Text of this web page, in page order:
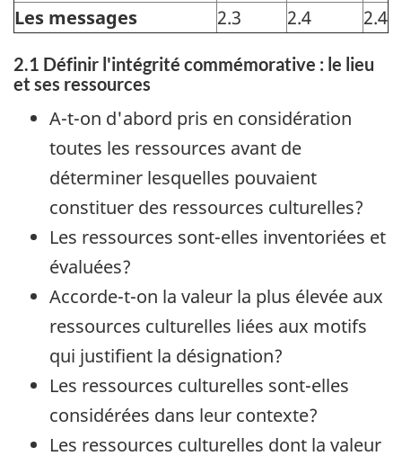
Les messages
2.3 2.4 2.4
2.1 Définir l'intégrité commémorative : le lieu
et ses ressources
A-t-on d'abord pris en considération
toutes les ressources avant de
déterminer lesquelles pouvaient
constituer des ressources culturelles?
Les ressources sont-elles inventoriées et
évaluées?
Accorde-t-on la valeur la plus élevée aux
ressources culturelles liées aux motifs
qui justifient la désignation?
Les ressources culturelles sont-elles
considérées dans leur contexte?
Les ressources culturelles dont la valeur